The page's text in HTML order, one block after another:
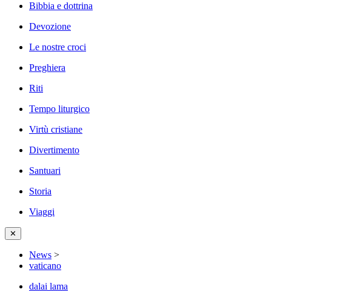
Bibbia e dottrina
Devozione
Le nostre croci
Preghiera
Riti
Tempo liturgico
Virtù cristiane
Divertimento
Santuari
Storia
Viaggi
✕
News >
vaticano
dalai lama